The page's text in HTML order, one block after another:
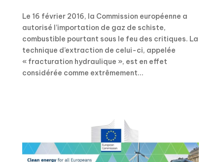
Le 16 février 2016, la Commission européenne a
autorisé l’importation de gaz de schiste,
combustible pourtant sous le feu des critiques. La
technique d’extraction de celui-ci, appelée
« fracturation hydraulique », est en effet
considérée comme extrêmement...